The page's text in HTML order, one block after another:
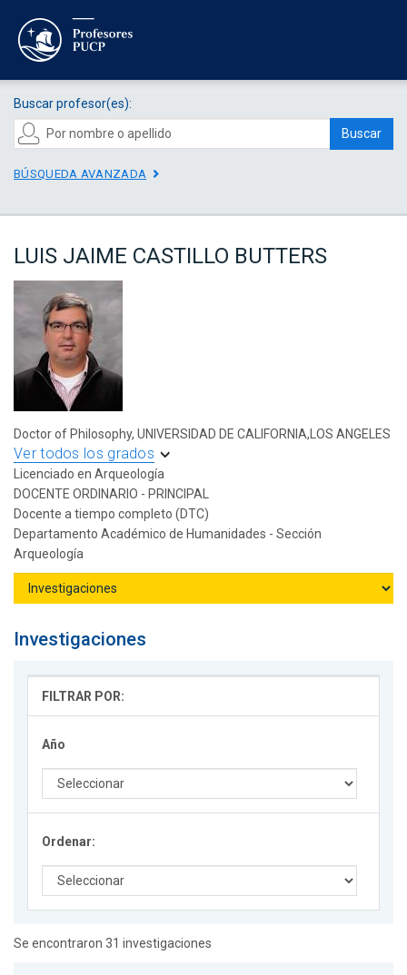
Buscar profesor(es):
Buscar
BÚSQUEDA AVANZADA
LUIS JAIME CASTILLO BUTTERS
Doctor of Philosophy, UNIVERSIDAD DE CALIFORNIA,LOS ANGELES
Ver todos los grados
Licenciado en Arqueología
DOCENTE ORDINARIO - PRINCIPAL
Docente a tiempo completo (DTC)
Departamento Académico de Humanidades - Sección
Arqueología
Investigaciones
FILTRAR POR:
Año
Ordenar:
Se encontraron 31 investigaciones